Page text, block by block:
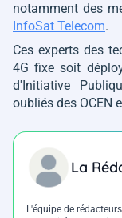
notamment des
InfoSat Telecom.
Ces experts des
4G fixe soit
d'Initiative
oubliés des OCEN
La
L'équipe de